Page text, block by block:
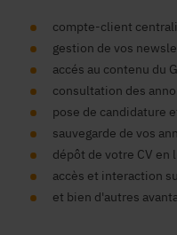
compte-client
gestion de vos
accés au contenu du
consultation des
pose de candidature
sauvegarde de vos
dépôt de votre CV en
accès et interaction
et bien d'autres